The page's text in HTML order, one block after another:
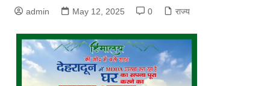
admin May 12, 2025 0 राज्य